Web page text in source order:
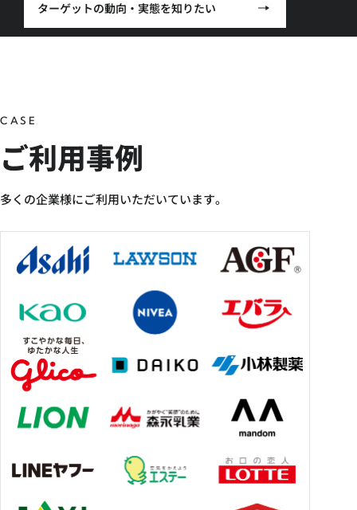
ターゲットの動向・実態を知りたい
CASE
ご利用事例
多くの企業様にご利用いただいています。